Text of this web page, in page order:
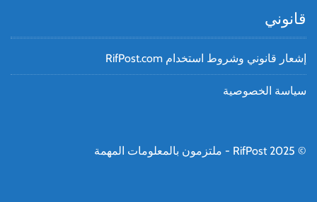
قانوني
إشعار قانوني وشروط استخدام RifPost.com
سياسة الخصوصية
© RifPost 2025 - ملتزمون بالمعلومات المهمة